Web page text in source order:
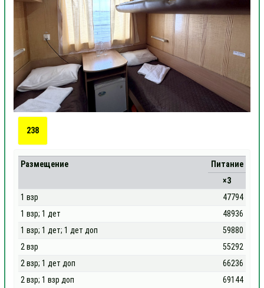
238
Размещение
Питание
×3
1 взр
47794
1 взр; 1 дет
48936
1 взр; 1 дет; 1 дет доп
59880
2 взр
55292
2 взр; 1 дет доп
66236
2 взр; 1 взр доп
69144